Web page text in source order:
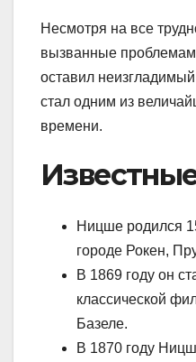
Несмотря на все
вызванные
оставил
стал одним из
времени.
Ницше родился
городе Рокен,
В 1869 году он
классической
Базеле.
В 1870 году